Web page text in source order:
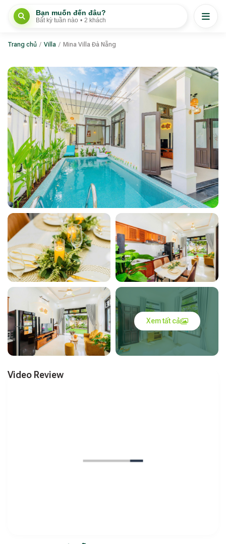
Bạn muốn đến đâu?
Bất kỳ tuần nào • 2 khách
Trang chủ / Villa / Mina Villa Đà Nẵng
Xem tất cả
Video Review